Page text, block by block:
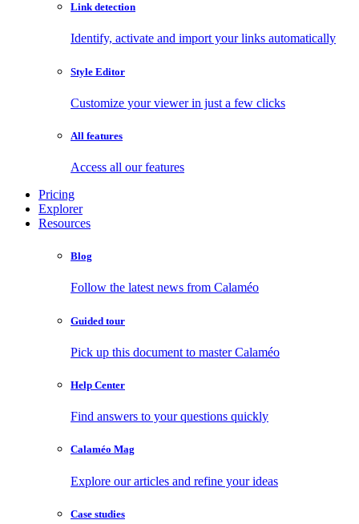
Link detection
Identify, activate and import your links automatically
Style Editor
Customize your viewer in just a few clicks
All features
Access all our features
Pricing
Explorer
Resources
Blog
Follow the latest news from Calaméo
Guided tour
Pick up this document to master Calaméo
Help Center
Find answers to your questions quickly
Calaméo Mag
Explore our articles and refine your ideas
Case studies